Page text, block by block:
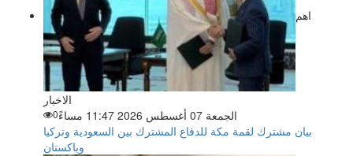
اهم
الاخبار
الجمعة 07 أغسطس 2026 11:47 مساءً
0
بيان مشترك لقمة مكة للدفاع المشترك بين السعودية وتركيا
وباكستان